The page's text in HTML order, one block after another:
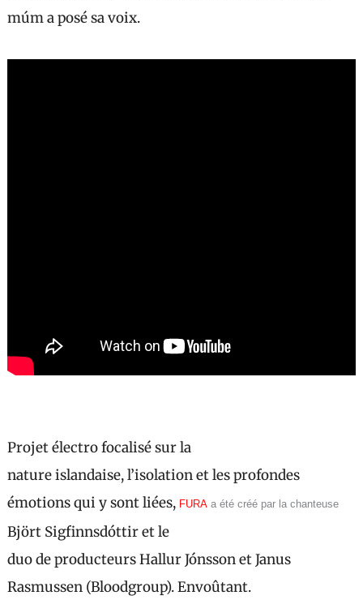
múm a posé sa voix.
Projet électro focalisé sur la
nature islandaise, l’isolation et les profondes
émotions qui y sont liées, FURA a été créé par la chanteuse
Björt Sigfinnsdóttir et le
duo de producteurs Hallur Jónsson et Janus
Rasmussen (Bloodgroup). Envoûtant.